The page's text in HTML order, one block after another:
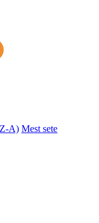
A) Mest sete